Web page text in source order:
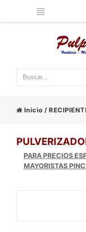
Inicio /
PARA PRECIOS
MAYORISTAS